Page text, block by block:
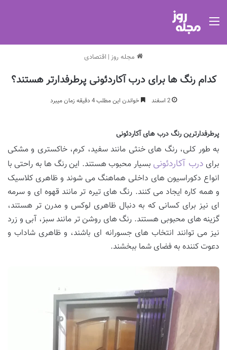
مجله روز | اقتصادی
کدام رنگ ها برای درب آکاردئونی پرطرفدارتر هستند؟
2 اسفند خواندن این مطلب 4 دقیقه زمان میبرد
پرطرفدارترین رنگ درب های آکاردئونی
به طور کلی، رنگ های خنثی مانند سفید، کرم، خاکستری و مشکی
برای درب آکاردئونی بسیار محبوب هستند. این رنگ ها به راحتی با
انواع دکوراسیون های داخلی هماهنگ می شوند و ظاهری کلاسیک
و همه کاره ایجاد می کنند. رنگ های تیره تر مانند قهوه ای و سرمه
ای نیز برای کسانی که به دنبال ظاهری لوکس و مدرن تر هستند،
گزینه های محبوبی هستند. رنگ های روشن تر مانند سبز، آبی و زرد
نیز می توانند انتخاب های جسورانه ای باشند، و ظاهری شاداب و
دعوت کننده به فضای شما ببخشند.